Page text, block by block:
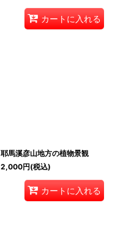
カートに入れる
耶馬溪彦山地方の植物景観
2,000円(税込)
カートに入れる